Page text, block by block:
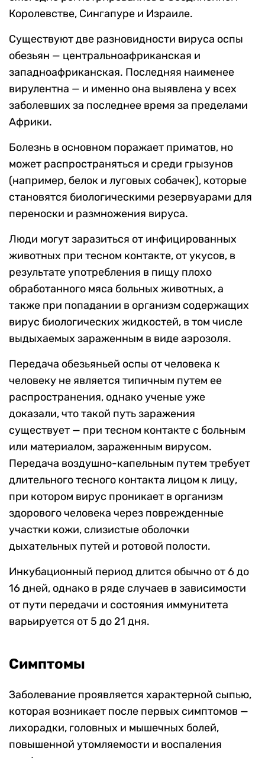
Королевстве, Сингапуре и Израиле.
Существуют две разновидности вируса оспы
обезьян — центральноафриканская и
западноафриканская. Последняя наименее
вирулентна — и именно она выявлена у всех
заболевших за последнее время за пределами
Африки.
Болезнь в основном поражает приматов, но
может распространяться и среди грызунов
(например, белок и луговых собачек), которые
становятся биологическими резервуарами для
переноски и размножения вируса.
Люди могут заразиться от инфицированных
животных при тесном контакте, от укусов, в
результате употребления в пищу плохо
обработанного мяса больных животных, а
также при попадании в организм содержащих
вирус биологических жидкостей, в том числе
выдыхаемых зараженным в виде аэрозоля.
Передача обезьяньей оспы от человека к
человеку не является типичным путем ее
распространения, однако ученые уже
доказали, что такой путь заражения
существует — при тесном контакте с больным
или материалом, зараженным вирусом.
Передача воздушно-капельным путем требует
длительного тесного контакта лицом к лицу,
при котором вирус проникает в организм
здорового человека через поврежденные
участки кожи, слизистые оболочки
дыхательных путей и ротовой полости.
Инкубационный период длится обычно от 6 до
16 дней, однако в ряде случаев в зависимости
от пути передачи и состояния иммунитета
варьируется от 5 до 21 дня.
Симптомы
Заболевание проявляется характерной сыпью,
которая возникает после первых симптомов —
лихорадки, головных и мышечных болей,
повышенной утомляемости и воспаления